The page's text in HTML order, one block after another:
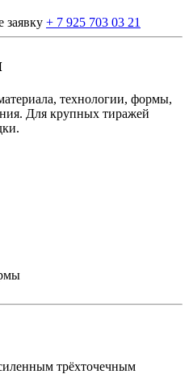
заявку + 7 925 703 03 21
технологии, формы,
Для крупных тиражей
трёхточечным